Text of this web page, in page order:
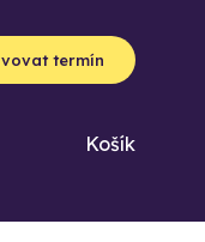
termín
Košík